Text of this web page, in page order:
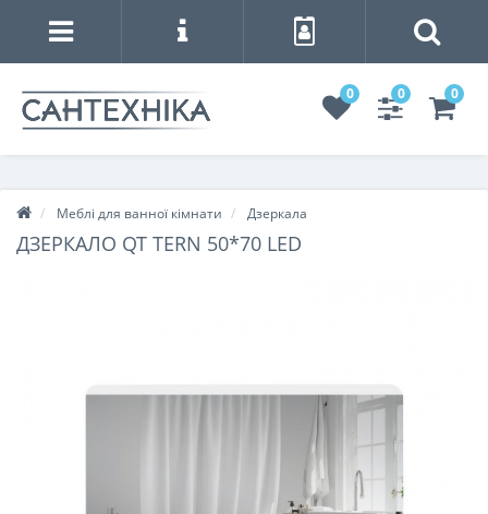
0 0 0
Меблі для ванної кімнати Дзеркала
ДЗЕРКАЛО QT TERN 50*70 LED